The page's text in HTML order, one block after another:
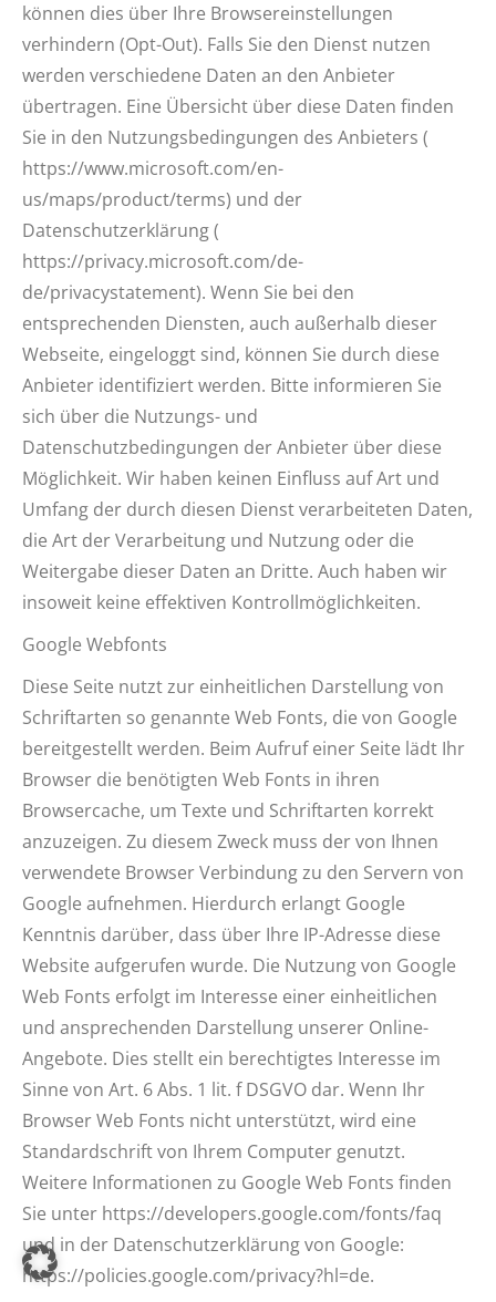
können dies über Ihre Browsereinstellungen
verhindern (Opt-Out). Falls Sie den Dienst nutzen
werden verschiedene Daten an den Anbieter
übertragen. Eine Übersicht über diese Daten finden
Sie in den Nutzungsbedingungen des Anbieters (
https://www.microsoft.com/en-
us/maps/product/terms) und der
Datenschutzerklärung (
https://privacy.microsoft.com/de-
de/privacystatement). Wenn Sie bei den
entsprechenden Diensten, auch außerhalb dieser
Webseite, eingeloggt sind, können Sie durch diese
Anbieter identifiziert werden. Bitte informieren Sie
sich über die Nutzungs- und
Datenschutzbedingungen der Anbieter über diese
Möglichkeit. Wir haben keinen Einfluss auf Art und
Umfang der durch diesen Dienst verarbeiteten Daten,
die Art der Verarbeitung und Nutzung oder die
Weitergabe dieser Daten an Dritte. Auch haben wir
insoweit keine effektiven Kontrollmöglichkeiten.
Google Webfonts
Diese Seite nutzt zur einheitlichen Darstellung von
Schriftarten so genannte Web Fonts, die von Google
bereitgestellt werden. Beim Aufruf einer Seite lädt Ihr
Browser die benötigten Web Fonts in ihren
Browsercache, um Texte und Schriftarten korrekt
anzuzeigen. Zu diesem Zweck muss der von Ihnen
verwendete Browser Verbindung zu den Servern von
Google aufnehmen. Hierdurch erlangt Google
Kenntnis darüber, dass über Ihre IP-Adresse diese
Website aufgerufen wurde. Die Nutzung von Google
Web Fonts erfolgt im Interesse einer einheitlichen
und ansprechenden Darstellung unserer Online-
Angebote. Dies stellt ein berechtigtes Interesse im
Sinne von Art. 6 Abs. 1 lit. f DSGVO dar. Wenn Ihr
Browser Web Fonts nicht unterstützt, wird eine
Standardschrift von Ihrem Computer genutzt.
Weitere Informationen zu Google Web Fonts finden
Sie unter https://developers.google.com/fonts/faq
und in der Datenschutzerklärung von Google:
https://policies.google.com/privacy?hl=de.